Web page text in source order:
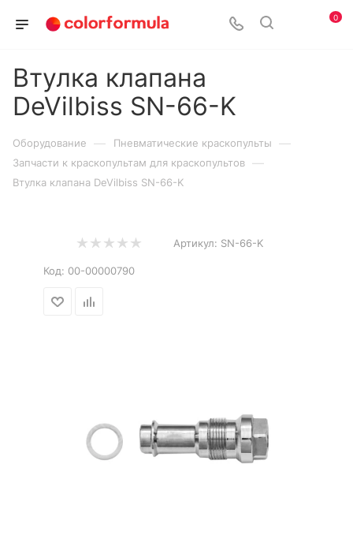
0
Втулка клапана
DeVilbiss SN-66-K
Оборудование — Пневматические краскопульты —
Запчасти к краскопультам для краскопультов —
Втулка клапана DeVilbiss SN-66-K
Артикул: SN-66-K
Код: 00-00000790